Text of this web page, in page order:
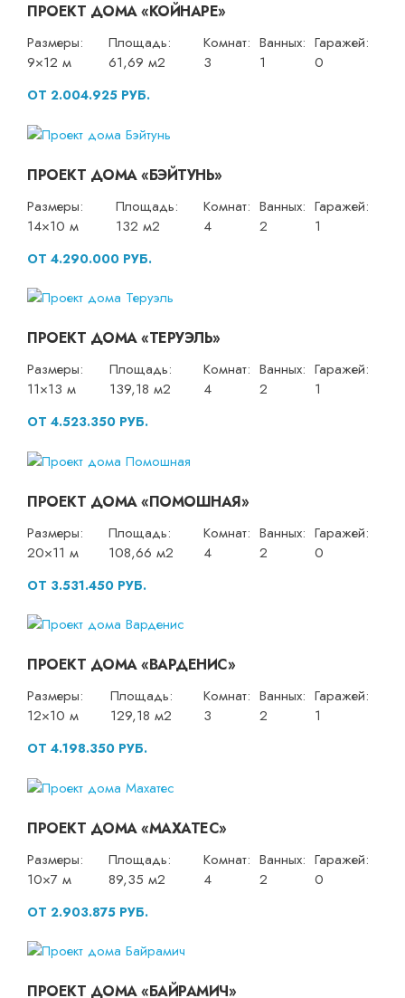
ПРОЕКТ ДОМА «КОЙНАРЕ»
Размеры:
9×12 м
Площадь:
61,69 м2
Комнат:
3
Ванных:
1
Гаражей:
0
ОТ 2.004.925 РУБ.
ПРОЕКТ ДОМА «БЭЙТУНЬ»
Размеры:
14×10 м
Площадь:
132 м2
Комнат:
4
Ванных:
2
Гаражей:
1
ОТ 4.290.000 РУБ.
ПРОЕКТ ДОМА «ТЕРУЭЛЬ»
Размеры:
11×13 м
Площадь:
139,18 м2
Комнат:
4
Ванных:
2
Гаражей:
1
ОТ 4.523.350 РУБ.
ПРОЕКТ ДОМА «ПОМОШНАЯ»
Размеры:
20×11 м
Площадь:
108,66 м2
Комнат:
4
Ванных:
2
Гаражей:
0
ОТ 3.531.450 РУБ.
ПРОЕКТ ДОМА «ВАРДЕНИС»
Размеры:
12×10 м
Площадь:
129,18 м2
Комнат:
3
Ванных:
2
Гаражей:
1
ОТ 4.198.350 РУБ.
ПРОЕКТ ДОМА «МАХАТЕС»
Размеры:
10×7 м
Площадь:
89,35 м2
Комнат:
4
Ванных:
2
Гаражей:
0
ОТ 2.903.875 РУБ.
ПРОЕКТ ДОМА «БАЙРАМИЧ»